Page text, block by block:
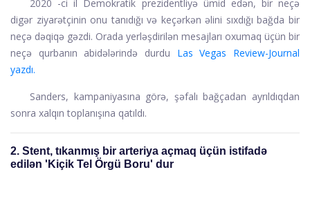
2020 -ci il Demokratik prezidentliyə ümid edən, bir neçə
digər ziyarətçinin onu tanıdığı və keçərkən əlini sıxdığı bağda bir
neçə dəqiqə gəzdi. Orada yerləşdirilən mesajları oxumaq üçün bir
neçə qurbanın abidələrində durdu Las Vegas Review-Journal
yazdı.
Sanders, kampaniyasına görə, şəfalı bağçadan ayrıldıqdan
sonra xalqın toplanışına qatıldı.
2. Stent, tıkanmış bir arteriya açmaq üçün istifadə
edilən 'Kiçik Tel Örgü Boru' dur